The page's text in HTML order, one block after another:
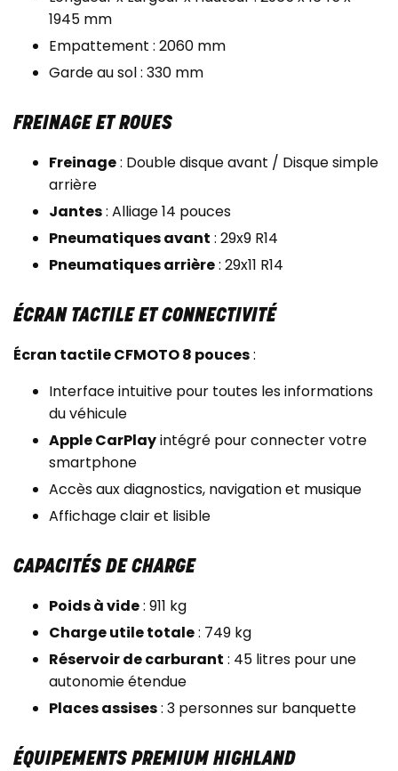
1945 mm
Empattement : 2060 mm
Garde au sol : 330 mm
FREINAGE ET ROUES
Freinage: Double disque avant / Disque simple
arrière
Jantes: Alliage 14 pouces
Pneumatiques avant : 29x9 R14
Pneumatiques arrière: 29x11 R14
ÉCRAN TACTILE ET CONNECTIVITÉ
Écran tactile CFMOTO 8 pouces:
Interface intuitive pour toutes les informations
du véhicule
Apple CarPlayintégré pour connecter votre
smartphone
Accès aux diagnostics, navigation et musique
Affichage clair et lisible
CAPACITÉS DE CHARGE
Poids à vide: 911 kg
Charge utile totale: 749 kg
Réservoir de carburant : 45 litres pour une
autonomie étendue
Places assises: 3 personnes sur banquette
ÉQUIPEMENTS PREMIUM HIGHLAND